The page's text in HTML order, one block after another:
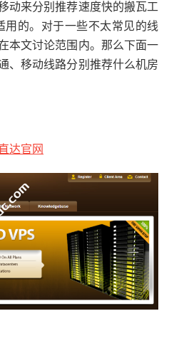
动来分别推荐速度快的搬瓦工
的。对于一些不太常见的线
本文讨论范围内。那么下面一
、移动线路分别推荐什么机房
达官网